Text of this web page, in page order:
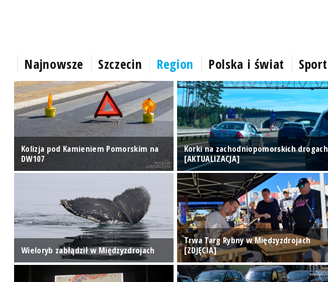
Najnowsze Szczecin Region Polska i świat Sport
Kolizja pod Kamieniem Pomorskim na
DW107
Korki na zachodniopomorskich drogach
[AKTUALIZACJA]
Wieloryb zabłądził w Międzyzdrojach
Trwa Targ Rybny w Międzyzdrojach
[ZDJĘCIA]